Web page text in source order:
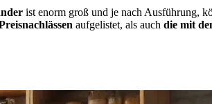
ist enorm groß und je nach Ausführung,
aufgelistet, als auch die mit